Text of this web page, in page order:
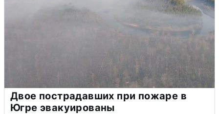
Двое пострадавших при пожаре в
Югре эвакуированы